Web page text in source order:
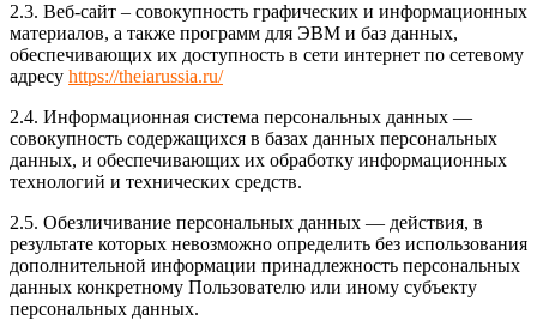
2.3. Веб-сайт – совокупность графических и информационных
материалов, а также программ для ЭВМ и баз данных,
обеспечивающих их доступность в сети интернет по сетевому
адресу https://theiarussia.ru/
2.4. Информационная система персональных данных —
совокупность содержащихся в базах данных персональных
данных, и обеспечивающих их обработку информационных
технологий и технических средств.
2.5. Обезличивание персональных данных — действия, в
результате которых невозможно определить без использования
дополнительной информации принадлежность персональных
данных конкретному Пользователю или иному субъекту
персональных данных.